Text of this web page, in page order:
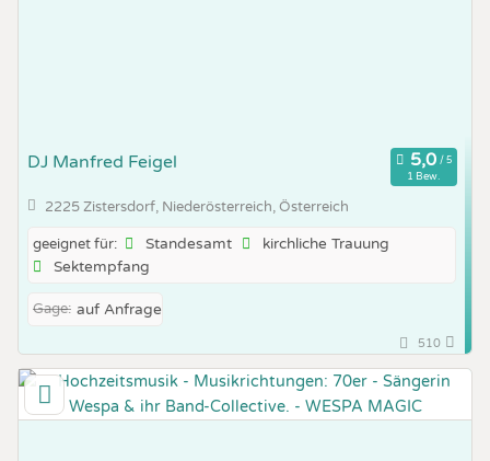
DJ Manfred Feigel
1 Bew.
2225 Zistersdorf, Niederösterreich, Österreich
geeignet für: Standesamt
kirchliche Trauung
Sektempfang
Gage: auf Anfrage
510